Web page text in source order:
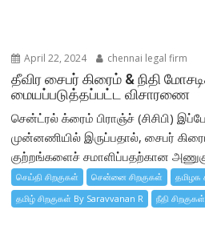
April 22, 2024 chennai legal firm
தீவிர சைபர் கிரைம் & நிதி
மையப்படுத்தப்பட்ட விசாரணை
சென்ட்ரல் க்ரைம் பிராஞ்ச் (சிசிபி)
முன்னணியில் இருப்பதால், சைபர்
குற்றங்களைச் சமாளிப்பதற்கான
செய்தி சிறகுகள் சென்னை சிறகுகள்
தமிழக
தமிழ் சிறகுகள் By Saravvanan R
நீதி சிறகுகள்